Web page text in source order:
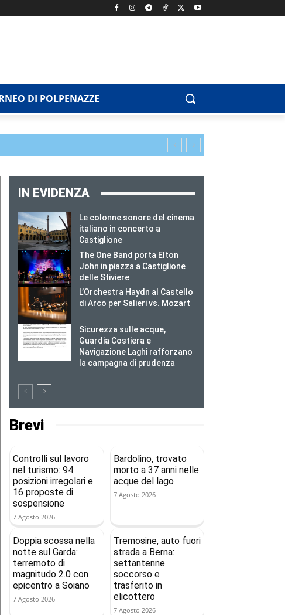
DI POLPENAZZE
IN EVIDENZA
Le colonne sonore del cinema
italiano in concerto a
Castiglione
The One Band porta Elton
John in piazza a Castiglione
delle Stiviere
L’Orchestra Haydn al Castello
di Arco per Salieri vs. Mozart
Sicurezza sulle acque,
Guardia Costiera e
Navigazione Laghi rafforzano
la campagna di prudenza
Brevi
Controlli sul lavoro
nel turismo: 94
posizioni irregolari e
16 proposte di
sospensione
7 Agosto 2026
Bardolino, trovato
morto a 37 anni nelle
acque del lago
7 Agosto 2026
Doppia scossa nella
notte sul Garda:
terremoto di
magnitudo 2.0 con
epicentro a Soiano
7 Agosto 2026
Tremosine, auto fuori
strada a Berna:
settantenne
soccorso e
trasferito in
elicottero
7 Agosto 2026